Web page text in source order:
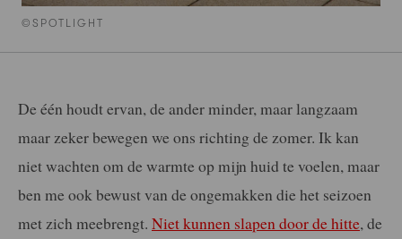
©SPOTLIGHT
De één houdt ervan, de ander minder, maar langzaam
maar zeker bewegen we ons richting de zomer. Ik kan
niet wachten om de warmte op mijn huid te voelen, maar
ben me ook bewust van de ongemakken die het seizoen
met zich meebrengt. Niet kunnen slapen door de hitte, de